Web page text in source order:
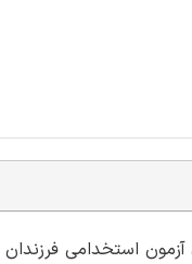
آزمون استخدامی